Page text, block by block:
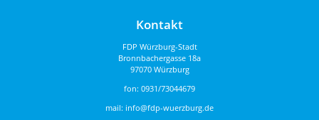
Kontakt
FDP Würzburg-Stadt
Bronnbachergasse 18a
97070 Würzburg
fon: 0931/73044679
mail: info@fdp-wuerzburg.de